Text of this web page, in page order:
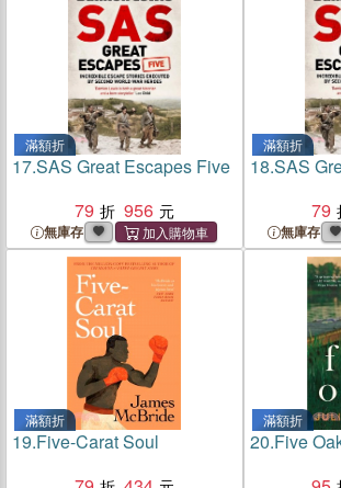
滿額折
17.SAS Great Escapes Five
79
956
無庫存
滿額折
18.SAS
79
無庫存
滿額折
19.Five-Carat Soul
滿額折
20.Five